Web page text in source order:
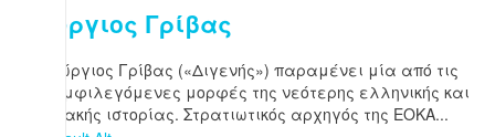
Γεώργιος Γρίβας
Ο Γεώργιος Γρίβας («Διγενής») παραμένει μία από τις
πιο αμφιλεγόμενες μορφές της νεότερης ελληνικής και
κυπριακής ιστορίας. Στρατιωτικός αρχηγός της ΕΟΚΑ...